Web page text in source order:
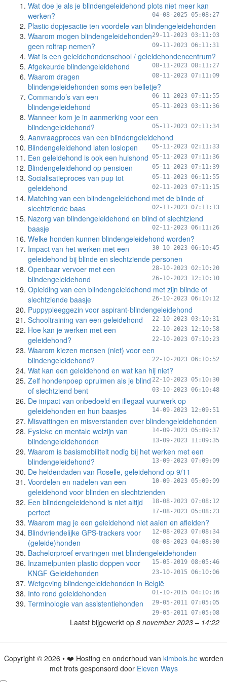
Wat doe je als je blindengeleidehond plots niet meer kan
werken?
04-08-2025 05:08:27
Plastic dopjesactie ten voordele van blindengeleidehonden
29-11-2023 03:11:03
Waarom mogen blindengeleidehonden
geen roltrap nemen?
09-11-2023 06:11:31
Wat is een geleidehondenschool / geleidehondencentrum?
08-11-2023 08:11:27
Afgekeurde blindengeleidehond
08-11-2023 07:11:09
Waarom dragen
blindengeleidehonden soms een belletje?
06-11-2023 07:11:55
Commando’s van een
blindengeleidehond
05-11-2023 03:11:36
Wanneer kom je in aanmerking voor een
blindengeleidehond?
05-11-2023 02:11:34
Aanvraagproces van een blindengeleidehond
05-11-2023 02:11:33
Blindengeleidehond laten loslopen
05-11-2023 07:11:36
Een geleidehond is ook een huishond
05-11-2023 07:11:39
Blindengeleidehond op pensioen
05-11-2023 06:11:55
Socialisatieproces van pup tot
geleidehond
02-11-2023 07:11:15
Matching van een blindengeleidehond met de blinde of
slechtziende baas
02-11-2023 07:11:13
Nazorg van blindengeleidehond en blind of slechtziend
baasje
02-11-2023 06:11:26
Welke honden kunnen blindengeleidehond worden?
30-10-2023 06:10:45
Impact van het werken met een
geleidehond bij blinde en slechtziende personen
28-10-2023 02:10:20
Openbaar vervoer met een
blindengeleidehond
26-10-2023 12:10:10
Opleiding van een blindengeleidehond met zijn blinde of
slechtziende baasje
26-10-2023 06:10:12
Puppypleeggezin voor aspirant-blindengeleidehond
22-10-2023 03:10:31
Schooltraining van een geleidehond
22-10-2023 12:10:58
Hoe kan je werken met een
geleidehond?
22-10-2023 07:10:23
Waarom kiezen mensen (niet) voor een
blindengeleidehond?
22-10-2023 06:10:52
Wat kan een geleidehond en wat kan hij niet?
22-10-2023 05:10:30
Zelf hondenpoep opruimen als je blind
of slechtziend bent
03-10-2023 06:10:48
De impact van onbedoeld en illegaal vuurwerk op
geleidehonden en hun baasjes
14-09-2023 12:09:51
Misvattingen en misverstanden over blindengeleidehonden
14-09-2023 05:09:37
Fysieke en mentale welzijn van
blindengeleidehonden
13-09-2023 11:09:35
Waarom is basismobiliteit nodig bij het werken met een
blindengeleidehond?
13-09-2023 07:09:09
De heldendaden van Roselle, geleidehond op 9/11
10-09-2023 05:09:09
Voordelen en nadelen van een
geleidehond voor blinden en slechtzienden
18-08-2023 07:08:12
Een blindengeleidehond is niet altijd
perfect
17-08-2023 05:08:23
Waarom mag je een geleidehond niet aaien en afleiden?
12-08-2023 07:08:34
Blindvriendelijke GPS-trackers voor
(geleide)honden
08-08-2023 04:08:30
Bachelorproef ervaringen met blindengeleidehonden
15-05-2019 08:05:46
Inzamelpunten plastic doppen voor
KNGF Geleidehonden
23-10-2015 06:10:06
Wetgeving blindengeleidehonden in België
01-10-2015 04:10:16
Info rond geleidehonden
29-05-2011 07:05:05
Terminologie van assistentiehonden
29-05-2011 07:05:08
Laatst bijgewerkt op 8 november 2023 – 14:22
Copyright © 2026 • ❤️ Hosting en onderhoud van kimbols.beworden
met trots gesponsord door Eleven Ways